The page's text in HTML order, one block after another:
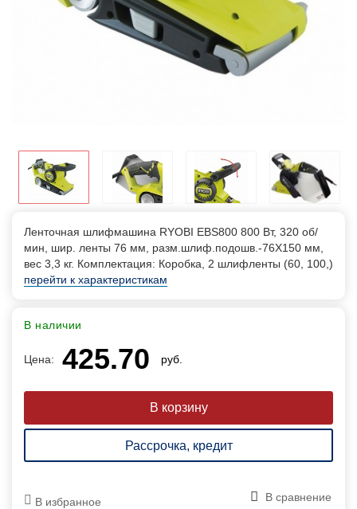
Ленточная шлифмашина RYOBI EBS800 800 Вт, 320 об/
мин, шир. ленты 76 мм, разм.шлиф.подошв.-76Х150 мм,
вес 3,3 кг. Комплектация: Коробка, 2 шлифленты (60, 100,)
перейти к характеристикам
В наличии
Цена: 425.70 руб.
Рассрочка, кредит
В избранное В сравнение